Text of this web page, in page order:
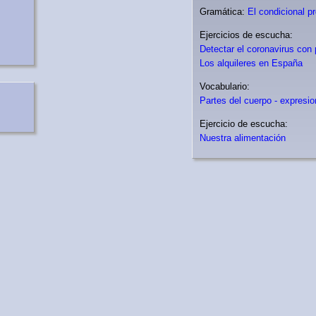
Gramática: El condicional
Ejercicios de escucha:
Detectar el coronavirus con
Los alquileres en España
Vocabulario:
Partes del cuerpo -
Ejercicio de escucha:
Nuestra alimentación